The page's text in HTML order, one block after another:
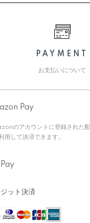
PAYMENT
お支払いについて
Pay
のアカウントに登録された
用して決済できます。
ット決済